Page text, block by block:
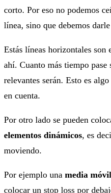
corto. Por eso no podemos
línea, sino que debemos
Estás líneas horizontales son
ahí. Cuanto más tiempo pase
relevantes serán. Esto es
en cuenta.
Por otro lado se pueden
elementos dinámicos, es
moviendo.
Por ejemplo una media
colocar un stop loss por